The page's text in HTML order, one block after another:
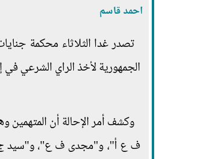
احمد قاسم
تصدر غدا الثلاثاء محكمة
الجمهورية لأخذ الراي الشرعي في
وكشف أمر الإحالة أن
ف ع أ"، و"مجدى ف ع"، و"سيد ج